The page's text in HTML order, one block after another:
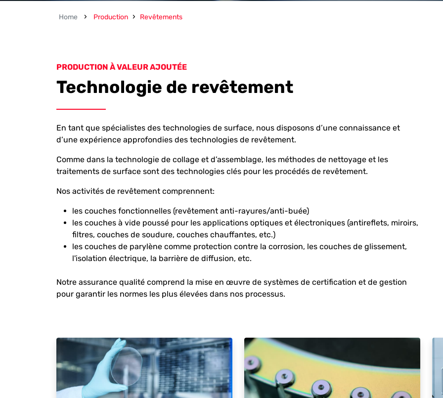
Home › Production › Revêtements
PRODUCTION À VALEUR AJOUTÉE
Technologie de revêtement
En tant que spécialistes des technologies de surface, nous disposons d’une connaissance et
d’une expérience approfondies des technologies de revêtement.
Comme dans la technologie de collage et d’assemblage, les méthodes de nettoyage et les
traitements de surface sont des technologies clés pour les procédés de revêtement.
Nos activités de revêtement comprennent:
les couches fonctionnelles (revêtement anti-rayures/anti-buée)
les couches à vide poussé pour les applications optiques et électroniques (antireflets, miroirs,
filtres, couches de soudure, couches chauffantes, etc.)
les couches de parylène comme protection contre la corrosion, les couches de glissement,
l'isolation électrique, la barrière de diffusion, etc.
Notre assurance qualité comprend la mise en œuvre de systèmes de certification et de gestion
pour garantir les normes les plus élevées dans nos processus.